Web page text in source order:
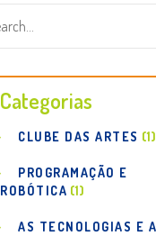
Categorias
CLUBE DAS ARTES (1)
PROGRAMAÇÃO E
ROBÓTICA (1)
AS TECNOLOGIAS E A